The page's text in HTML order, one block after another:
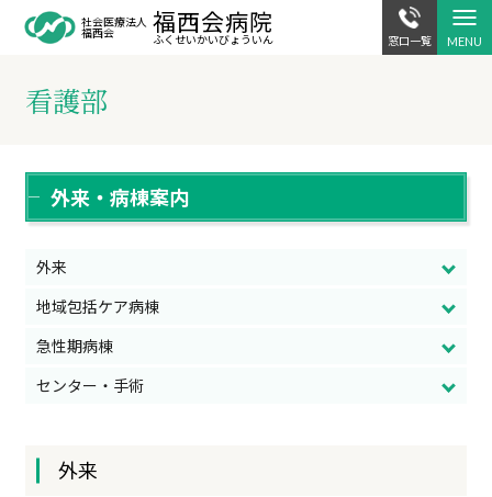
社会医療法人
福西会 ふくせいかいびょういん
福西会病院
駐車場案内 交通アクセス
窓口一覧
看護部
外来・病棟案内
外来
地域包括ケア病棟
急性期病棟
センター・手術
外来